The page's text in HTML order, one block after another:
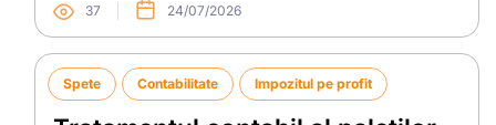
37 24/07/2026
Spete Contabilitate Impozitul pe profit